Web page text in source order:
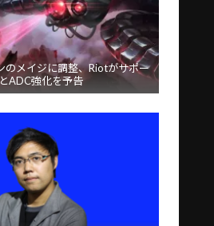
のメイジに調整、Riotがサポー
ADC強化を予告